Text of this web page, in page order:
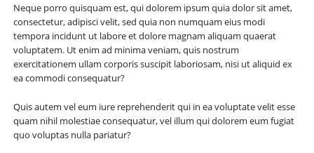
Neque porro quisquam est, qui dolorem ipsum quia dolor sit amet,
consectetur, adipisci velit, sed quia non numquam eius modi
tempora incidunt ut labore et dolore magnam aliquam quaerat
voluptatem. Ut enim ad minima veniam, quis nostrum
exercitationem ullam corporis suscipit laboriosam, nisi ut aliquid ex
ea commodi consequatur?
Quis autem vel eum iure reprehenderit qui in ea voluptate velit esse
quam nihil molestiae consequatur, vel illum qui dolorem eum fugiat
quo voluptas nulla pariatur?